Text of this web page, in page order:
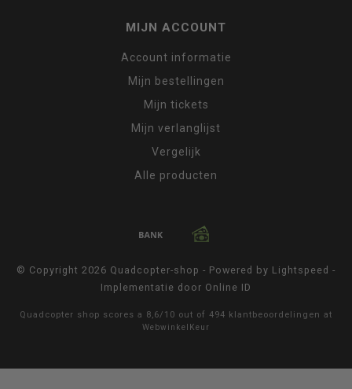
MIJN ACCOUNT
Account informatie
Mijn bestellingen
Mijn tickets
Mijn verlanglijst
Vergelijk
Alle producten
© Copyright 2026 Quadcopter-shop - Powered by Lightspeed -
Implementatie door Online ID
Quadcopter shop scores a 8,6/ 10 out of 494 klantbeoordelingen at
WebwinkelKeur